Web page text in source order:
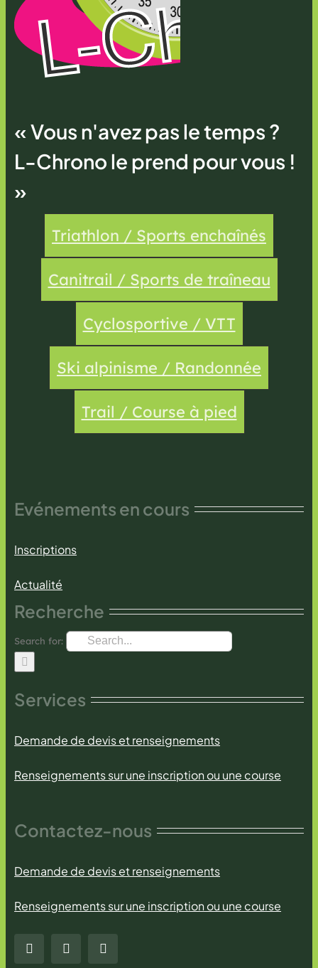
« Vous n'avez pas le temps ?
L-Chrono le prend pour vous !
»
Triathlon / Sports enchaînés
Canitrail / Sports de traîneau
Cyclosportive / VTT
Ski alpinisme / Randonnée
Trail / Course à pied
Evénements en cours
Inscriptions
Actualité
Recherche
Search for:
Services
Demande de devis et renseignements
Renseignements sur une inscription ou une course
Contactez-nous
Demande de devis et renseignements
Renseignements sur une inscription ou une course